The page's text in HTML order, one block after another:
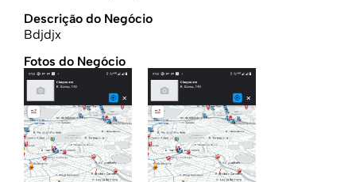
Descrição do Negócio
Bdjdjx
Fotos do Negócio